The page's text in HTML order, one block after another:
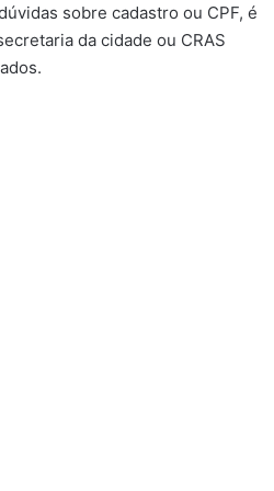
sobre cadastro ou CPF, é
da cidade ou CRAS